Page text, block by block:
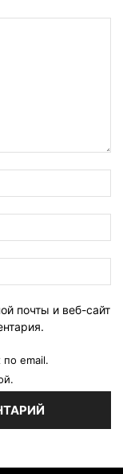
почты и веб-сайт
email.